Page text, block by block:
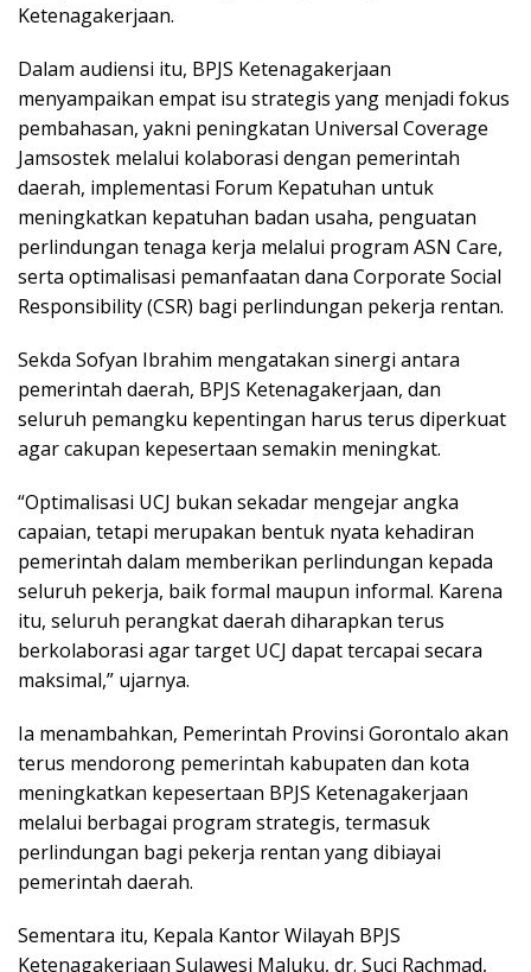
Ketenagakerjaan.
Dalam audiensi itu, BPJS Ketenagakerjaan
menyampaikan empat isu strategis yang menjadi fokus
pembahasan, yakni peningkatan Universal Coverage
Jamsostek melalui kolaborasi dengan pemerintah
daerah, implementasi Forum Kepatuhan untuk
meningkatkan kepatuhan badan usaha, penguatan
perlindungan tenaga kerja melalui program ASN Care,
serta optimalisasi pemanfaatan dana Corporate Social
Responsibility (CSR) bagi perlindungan pekerja rentan.
Sekda Sofyan Ibrahim mengatakan sinergi antara
pemerintah daerah, BPJS Ketenagakerjaan, dan
seluruh pemangku kepentingan harus terus diperkuat
agar cakupan kepesertaan semakin meningkat.
“Optimalisasi UCJ bukan sekadar mengejar angka
capaian, tetapi merupakan bentuk nyata kehadiran
pemerintah dalam memberikan perlindungan kepada
seluruh pekerja, baik formal maupun informal. Karena
itu, seluruh perangkat daerah diharapkan terus
berkolaborasi agar target UCJ dapat tercapai secara
maksimal,” ujarnya.
Ia menambahkan, Pemerintah Provinsi Gorontalo akan
terus mendorong pemerintah kabupaten dan kota
meningkatkan kepesertaan BPJS Ketenagakerjaan
melalui berbagai program strategis, termasuk
perlindungan bagi pekerja rentan yang dibiayai
pemerintah daerah.
Sementara itu, Kepala Kantor Wilayah BPJS
Ketenagakerjaan Sulawesi Maluku, dr. Suci Rachmad,